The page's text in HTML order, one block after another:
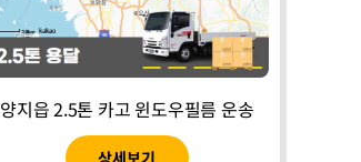
양지읍 2.5톤 카고 윈도우필름 운송